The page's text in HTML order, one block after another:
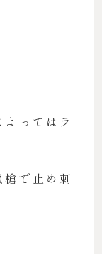
ってはラ
で止め刺